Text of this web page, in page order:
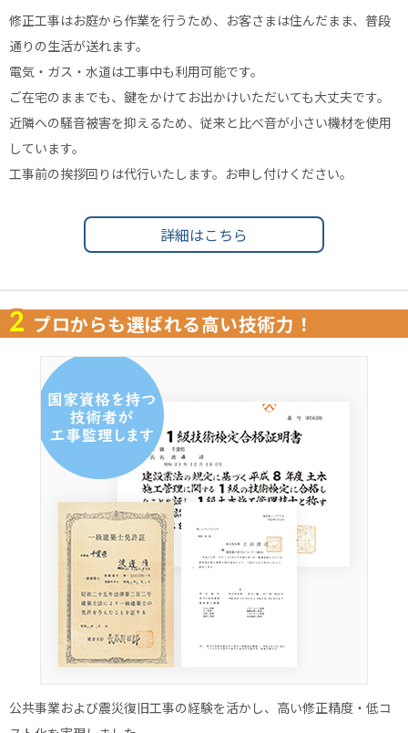
修正工事はお庭から作業を行うため、お客さまは住んだまま、普段
通りの生活が送れます。
電気・ガス・水道は工事中も利用可能です。
ご在宅のままでも、鍵をかけてお出かけいただいても大丈夫です。
近隣への騒音被害を抑えるため、従来と比べ音が小さい機材を使用
しています。
工事前の挨拶回りは代行いたします。お申し付けください。
詳細はこちら
2 プロからも選ばれる高い技術力！
公共事業および震災復旧工事の経験を活かし、高い修正精度・低コ